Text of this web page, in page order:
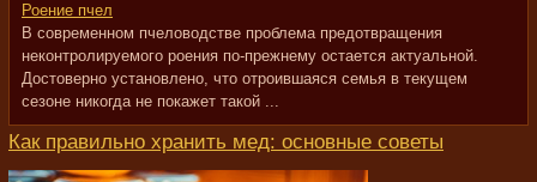
Роение пчел
В современном пчеловодстве проблема предотвращения
неконтролируемого роения по-прежнему остается актуальной.
Достоверно установлено, что отроившаяся семья в текущем
сезоне никогда не покажет такой ...
Как правильно хранить мед: основные советы